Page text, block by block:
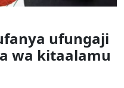
ufungaji
wa kitaalamu